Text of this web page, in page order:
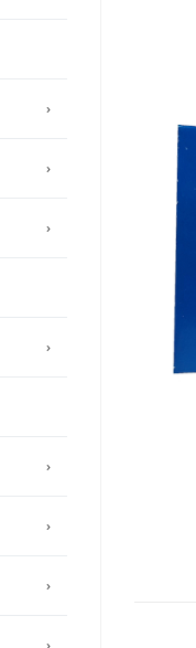
›
›
›
›
›
›
›